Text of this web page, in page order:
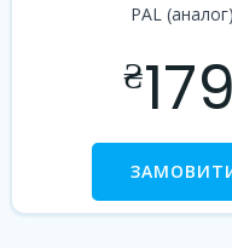
PAL (аналог)
₴179